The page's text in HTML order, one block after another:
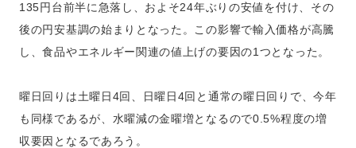
135円台前半に急落し、およそ24年ぶりの安値を付け、その
後の円安基調の始まりとなった。この影響で輸入価格が高騰
し、食品やエネルギー関連の値上げの要因の1つとなった。
曜日回りは土曜日4回、日曜日4回と通常の曜日回りで、今年
も同様であるが、水曜減の金曜増となるので0.5%程度の増
収要因となるであろう。